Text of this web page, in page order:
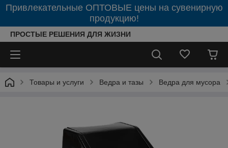
Привлекательные ОПТОВЫЕ цены на сувенирную
продукцию!
ПРОСТЫЕ РЕШЕНИЯ ДЛЯ ЖИЗНИ
Товары и услуги Ведра и тазы Ведра для мусора